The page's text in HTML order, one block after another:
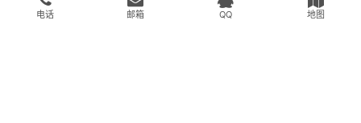
636536654
电话 邮箱 QQ 地图